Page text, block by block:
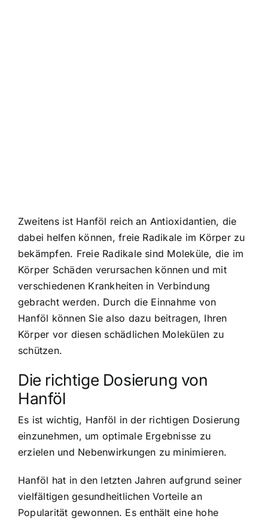
Zweitens ist Hanföl reich an Antioxidantien, die
dabei helfen können, freie Radikale im Körper zu
bekämpfen. Freie Radikale sind Moleküle, die im
Körper Schäden verursachen können und mit
verschiedenen Krankheiten in Verbindung
gebracht werden. Durch die Einnahme von
Hanföl können Sie also dazu beitragen, Ihren
Körper vor diesen schädlichen Molekülen zu
schützen.
Die richtige Dosierung von
Hanföl
Es ist wichtig, Hanföl in der richtigen Dosierung
einzunehmen, um optimale Ergebnisse zu
erzielen und Nebenwirkungen zu minimieren.
Hanföl hat in den letzten Jahren aufgrund seiner
vielfältigen gesundheitlichen Vorteile an
Popularität gewonnen. Es enthält eine hohe